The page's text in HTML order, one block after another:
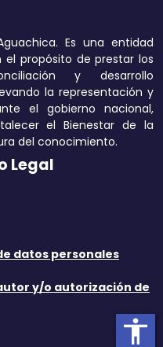
Es una entidad
propósito de prestar los
y desarrollo
la representación y
el gobierno nacional,
el Bienestar de la
del conocimiento.
Legal
datos personales
y/o autorización de
accessibility
Aumentar el
texto
Disminuir el
texto
Aumentar la
Tonos grises
Subrayar enlaces
Cursor grande